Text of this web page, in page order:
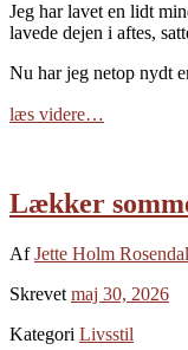
Jeg har lavet en lidt
lavede dejen i aftes,
Nu har jeg netop nydt
læs videre…
Lækker
AfJette Holm Rosendal
Skrevet maj 30, 2026
Kategori Livsstil